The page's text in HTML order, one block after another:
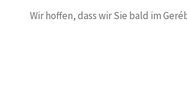
Wir hoffen, dass wir Sie bald im